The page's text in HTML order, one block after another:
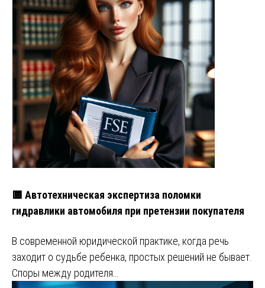
🟨 Автотехническая экспертиза поломки
гидравлики автомобиля при претензии покупателя
В современной юридической практике, когда речь
заходит о судьбе ребенка, простых решений не бывает.
Споры между родителя…